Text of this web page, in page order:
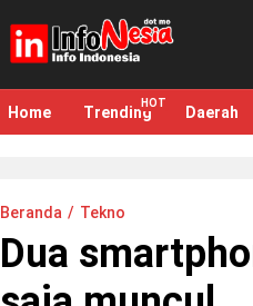
infonesia.me
Info Indonesia
Home Trending Daerah
Beranda Tekno
Dua